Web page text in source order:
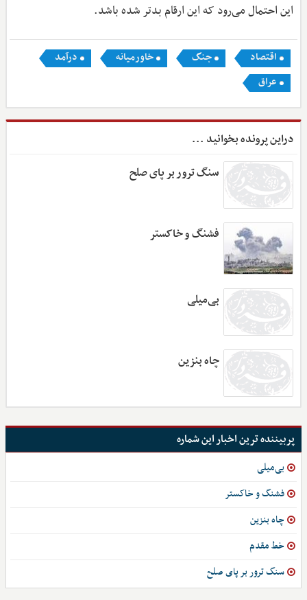
این احتمال می‌رود که این ارقام بدتر شده باشد.
اقتصاد جنگ خاورمیانه
درآمد
عراق
دراین پرونده بخوانید ...
سنگ ترور بر پای صلح
فشنگ و خاکستر
بی‌میلی
چاه بنزین
پربیننده ترین اخبار این شماره
بی‌میلی
فشنگ و خاکستر
چاه بنزین
خط مقدم
سنگ ترور بر پای صلح